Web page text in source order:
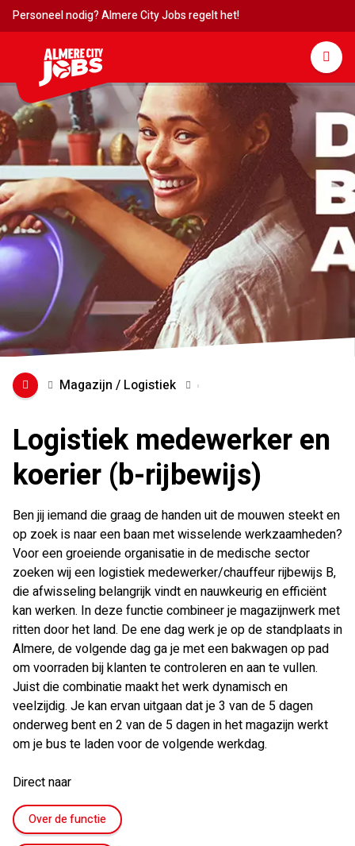
Personeel nodig? Almere City Jobs regelt het!
Magazijn / Logistiek
Logistiek medewerker en
koerier (b-rijbewijs)
Ben jij iemand die graag de handen uit de mouwen steekt en
op zoek is naar een baan met wisselende werkzaamheden?
Voor een groeiende organisatie in de medische sector
zoeken wij een logistiek medewerker/chauffeur rijbewijs B,
die afwisseling belangrijk vindt en nauwkeurig en efficiënt
kan werken. In deze functie combineer je magazijnwerk met
ritten door het land. De ene dag werk je op de standplaats in
Almere, de volgende dag ga je met een bakwagen op pad
om voorraden bij klanten te controleren en aan te vullen.
Juist die combinatie maakt het werk dynamisch en
veelzijdig. Je kan ervan uitgaan dat je 3 van de 5 dagen
onderweg bent en 2 van de 5 dagen in het magazijn werkt
om je bus te laden voor de volgende werkdag.
Direct naar
Over de functie